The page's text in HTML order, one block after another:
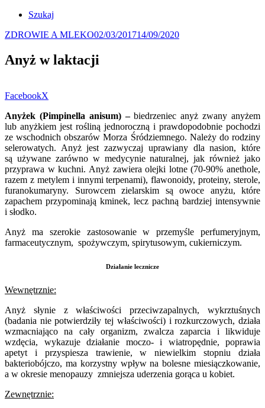
Szukaj
Kategorie
ZDROWIE A MLEKOPosted
02/03/201714/09/2020
Anyż w laktacji
FacebookX
Anyżek (Pimpinella anisum) –biedrzeniec anyż zwany anyżem
lub anyżkiem jest rośliną jednoroczną i prawdopodobnie pochodzi
ze wschodnich obszarów Morza Śródziemnego. Należy do rodziny
selerowatych. Anyż jest zazwyczaj uprawiany dla nasion, które
są używane zarówno w medycynie naturalnej, jak również jako
przyprawa w kuchni. Anyż zawiera olejki lotne (70-90% anethole,
razem z metylem i innymi terpenami), flawonoidy, proteiny, sterole,
furanokumaryny. Surowcem zielarskim są owoce anyżu, które
zapachem przypominają kminek, lecz pachną bardziej intensywnie
i słodko.
Anyż ma szerokie zastosowanie w przemyśle perfumeryjnym,
farmaceutycznym, spożywczym, spirytusowym, cukierniczym.
Działanie lecznicze
Wewnętrznie:
Anyż słynie z właściwości przeciwzapalnych, wykrztuśnych
(badania nie potwierdziły tej właściwości) i rozkurczowych, działa
wzmacniająco na cały organizm, zwalcza zaparcia i likwiduje
wzdęcia, wykazuje działanie moczo- i wiatropędnie, poprawia
apetyt i przyspiesza trawienie, w niewielkim stopniu działa
bakteriobójczo, ma korzystny wpływ na bolesne miesiączkowanie,
a w okresie menopauzy zmniejsza uderzenia gorąca u kobiet.
Zewnętrznie: